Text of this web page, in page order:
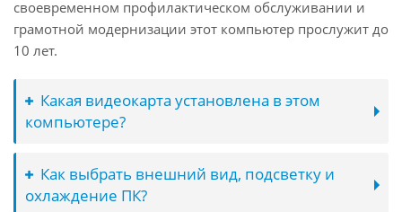
своевременном профилактическом обслуживании и
грамотной модернизации этот компьютер прослужит до
10 лет.
Какая видеокарта установлена в этом
компьютере?
Как выбрать внешний вид, подсветку и
охлаждение ПК?